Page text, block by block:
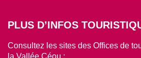
PLUS D’INFOS
Consultez les sites des Offices de
la Vallée Céou :